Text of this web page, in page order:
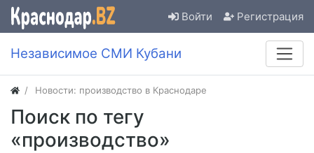
Войти Регистрация
Независимое СМИ Кубани
Новости: производство в Краснодаре
Поиск по тегу
«производство»